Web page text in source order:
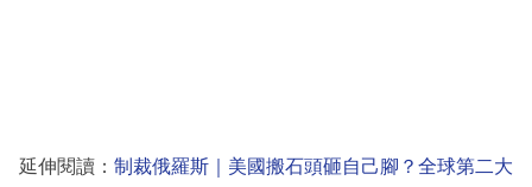
延伸閱讀： 制裁俄羅斯｜美國搬石頭砸自己腳？全球第二大